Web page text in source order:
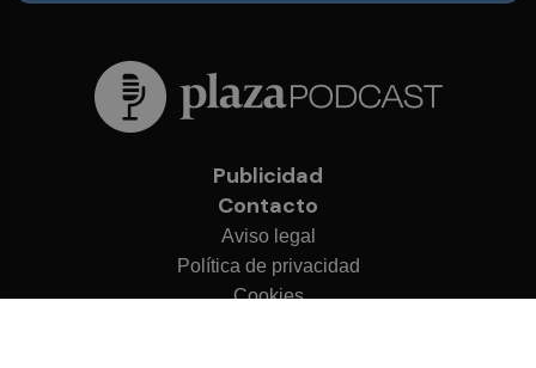
Publicidad
Contacto
Aviso legal
Política de privacidad
Cookies